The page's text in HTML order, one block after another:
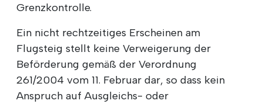
Grenzkontrolle.
Ein nicht rechtzeitiges Erscheinen am
Flugsteig stellt keine Verweigerung der
Beförderung gemäß der Verordnung
261/2004 vom 11. Februar dar, so dass kein
Anspruch auf Ausgleichs- oder